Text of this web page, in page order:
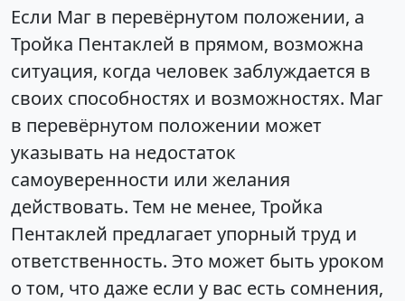
Если Маг в перевёрнутом положении, а
Тройка Пентаклей в прямом, возможна
ситуация, когда человек заблуждается в
своих способностях и возможностях. Маг
в перевёрнутом положении может
указывать на недостаток
самоуверенности или желания
действовать. Тем не менее, Тройка
Пентаклей предлагает упорный труд и
ответственность. Это может быть уроком
о том, что даже если у вас есть сомнения,